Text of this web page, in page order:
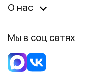
О нас
Мы в соц сетях